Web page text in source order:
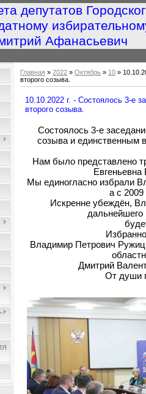
депутатов
Афанасьевич
Главная » 2022 » Октябрь » 10 »
второго созыва.
10.10.2022 г. - Состоялось 3-е
второго созыва.
Состоялось 3-е
созыва и единственным
Нам было представлено
Мы единогласно избрали
а с 2009
Искренне убеждён,
дальнейшего
Владимир Петрович
Дмитрий
От души